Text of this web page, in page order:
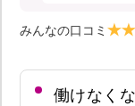
みんなの口コミ
働けなく